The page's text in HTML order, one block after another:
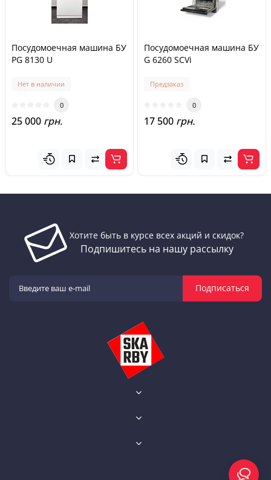
Посудомоечная машина БУ
PG 8130 U
Нет в наличии
0
25 000 грн.
Посудомоечная машина БУ
G 6260 SCVi
Предзаказ
0
17 500 грн.
Хотите быть в курсе всех акций и скидок?
Подпишитесь на нашу рассылку
Подписаться